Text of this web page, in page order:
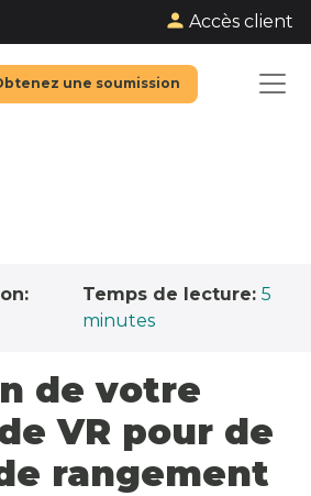
Accès client
une soumission
Temps de lecture: 5
minutes
de votre
VR pour de
rangement